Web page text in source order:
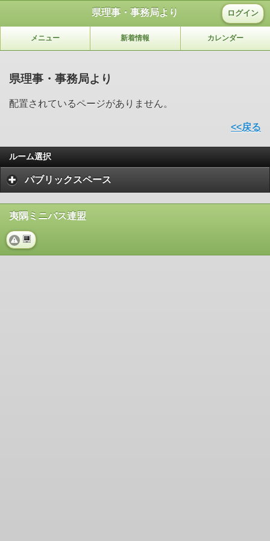
県理事・事務局より ログイン
メニュー 新着情報 カレンダー
県理事・事務局より
配置されているページがありません。
<<戻る
ルーム選択
パブリックスペース
夷隅ミニバス連盟